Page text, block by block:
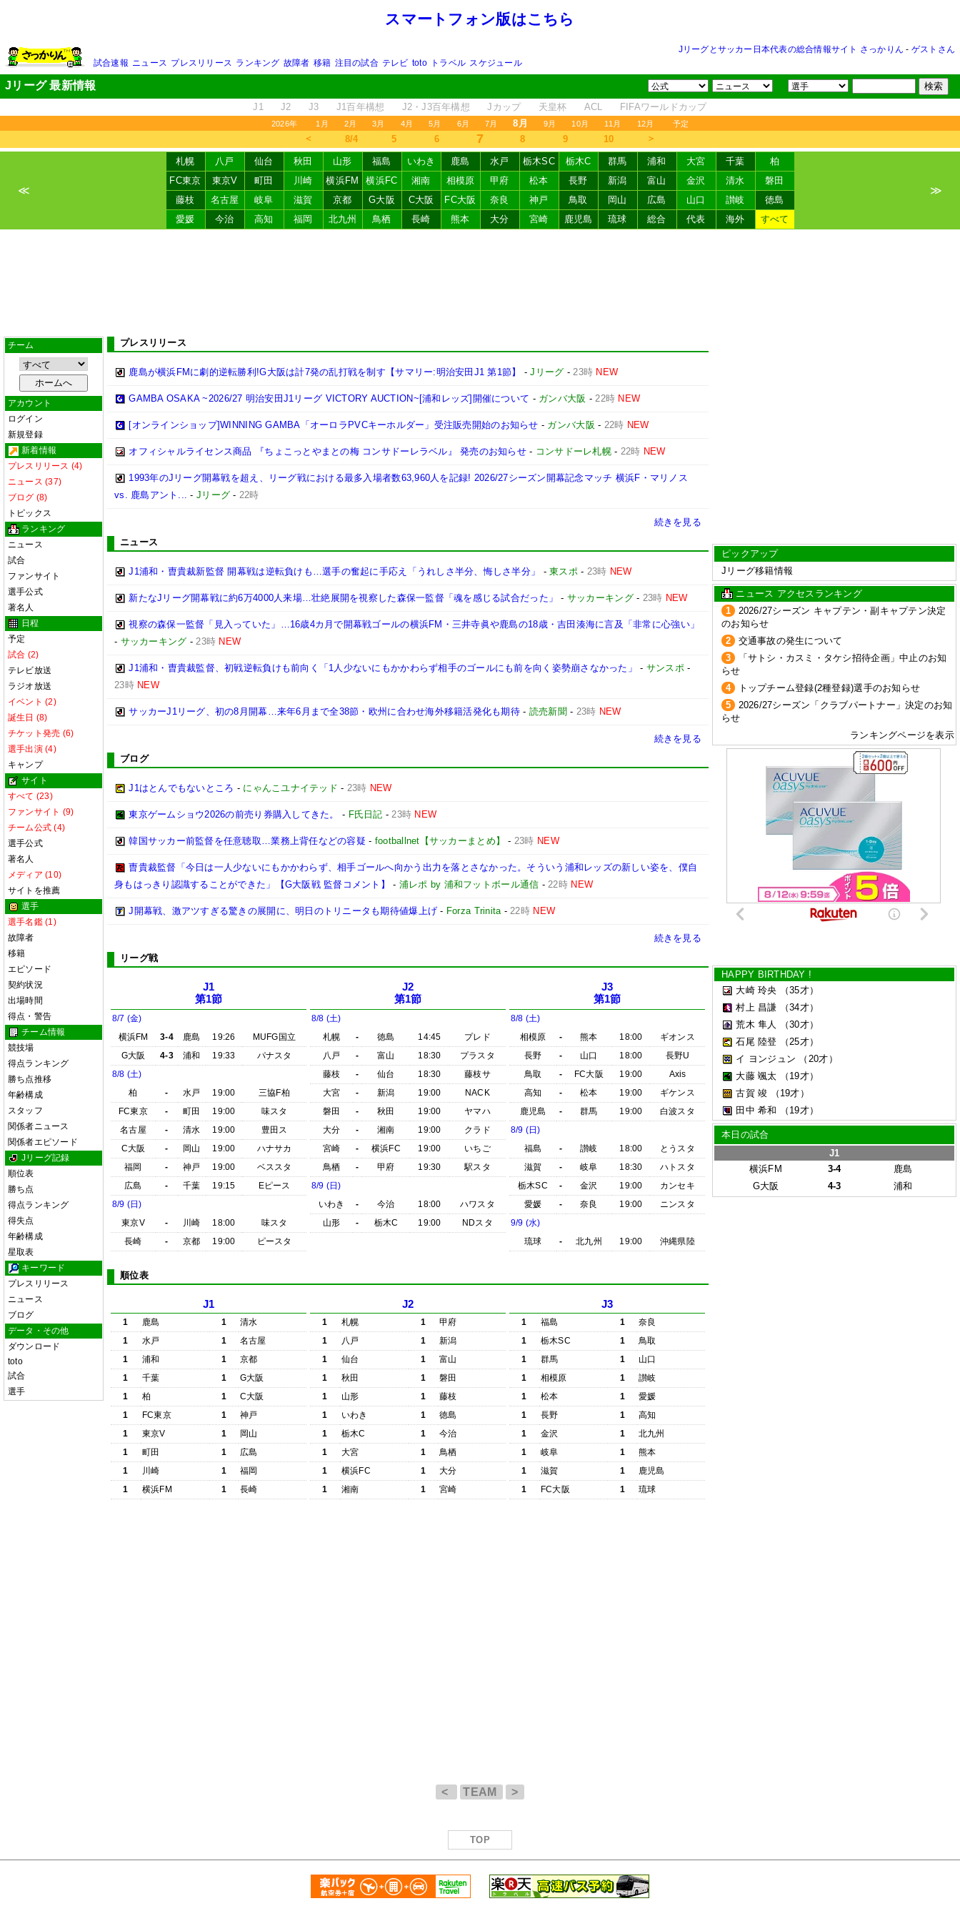
スマートフォン版はこちら
Jリーグとサッカー日本代表の総合情報サイト さっかりん - ゲストさん
試合速報 ニュース プレスリリース ランキング 故障者 移籍 注目の試合 テレビ toto トラベル スケジュール
Jリーグ 最新情報
J1 J2 J3 J1百年構想 J2・J3百年構想 Jカップ 天皇杯 ACL FIFAワールドカップ
2026年 1月 2月 3月 4月 5月 6月 7月 8月 9月 10月 11月 12月 予定
＜ 8/4 5 6 7 8 9 10 ＞
≪
札幌 八戸 仙台 秋田 山形 福島 いわき 鹿島 水戸 栃木SC 栃木C 群馬 浦和 大宮 千葉
柏
FC東京
東京V 町田 川崎 横浜FM 横浜FC 湘南 相模原 甲府 松本 長野 新潟 富山 金沢 清水
磐田
藤枝
名古屋 岐阜 滋賀 京都 G大阪 C大阪 FC大阪 奈良 神戸 鳥取 岡山 広島 山口 讃岐
徳島
愛媛
今治 高知 福岡 北九州 鳥栖 長崎 熊本 大分 宮崎 鹿児島 琉球 総合 代表 海外 すべて
≫
チーム
アカウント
ログイン
新規登録
新着情報
プレスリリース (4)
ニュース (37)
ブログ (8)
トピックス
ランキング
ニュース
試合
ファンサイト
選手公式
著名人
日程
予定
試合 (2)
テレビ放送
ラジオ放送
イベント (2)
誕生日 (8)
チケット発売 (6)
選手出演 (4)
キャンプ
サイト
すべて (23)
ファンサイト (9)
チーム公式 (4)
選手公式
著名人
メディア (10)
サイトを推薦
選手
選手名鑑 (1)
故障者
移籍
エピソード
契約状況
出場時間
得点・警告
チーム情報
競技場
得点ランキング
勝ち点推移
年齢構成
スタッフ
関係者ニュース
関係者エピソード
Jリーグ記録
順位表
勝ち点
得点ランキング
得失点
年齢構成
星取表
キーワード
プレスリリース
ニュース
ブログ
データ・その他
ダウンロード
toto
試合
選手
プレスリリース
鹿島が横浜FMに劇的逆転勝利!G大阪は計7発の乱打戦を制す【サマリー:明治安田J1 第1節】 -Jリーグ -23時 NEW
GAMBA OSAKA ~2026/27 明治安田J1リーグ VICTORY AUCTION~[浦和レッズ]開催について - ガンバ大阪 -22時 NEW
[オンラインショップ]WINNING GAMBA「オーロラPVCキーホルダー」受注販売開始のお知らせ - ガンバ大阪 - 22時 NEW
オフィシャルライセンス商品 『ちょこっとやまとの梅 コンサドーレラベル』 発売のお知らせ - コンサドーレ札幌- 22時 NEW
1993年のJリーグ開幕戦を超え、リーグ戦における最多入場者数63,960人を記録! 2026/27シーズン開幕記念マッチ 横浜F・マリノス
vs. 鹿島アント... -Jリーグ - 22時
続きを見る
ニュース
J1浦和・曺貴裁新監督 開幕戦は逆転負けも…選手の奮起に手応え「うれしさ半分、悔しさ半分」 -東スポ- 23時 NEW
新たなJリーグ開幕戦に約6万4000人来場…壮絶展開を視察した森保一監督「魂を感じる試合だった」 - サッカーキング- 23時 NEW
視察の森保一監督「見入っていた」…16歳4カ月で開幕戦ゴールの横浜FM・三井寺眞や鹿島の18歳・吉田湊海に言及「非常に心強い」
- サッカーキング -23時 NEW
J1浦和・曺貴裁監督、初戦逆転負けも前向く「1人少ないにもかかわらず相手のゴールにも前を向く姿勢崩さなかった」 - サンスポ-
23時 NEW
サッカーJ1リーグ、初の8月開幕…来年6月まで全38節・欧州に合わせ海外移籍活発化も期待 - 読売新聞 - 23時 NEW
続きを見る
ブログ
J1はとんでもないところ - にゃんこユナイテッド - 23時 NEW
東京ゲームショウ2026の前売り券購入してきた。 - F氏日記 -23時 NEW
韓国サッカー前監督を任意聴取…業務上背任などの容疑 - footballnet【サッカーまとめ】 - 23時 NEW
曺貴裁監督「今日は一人少ないにもかかわらず、相手ゴールへ向かう出力を落とさなかった。そういう浦和レッズの新しい姿を、僕自
身もはっきり認識することができた」【G大阪戦 監督コメント】
- 浦レポ by 浦和フットボール通信 -22時 NEW
J開幕戦、激アツすぎる驚きの展開に、明日のトリニータも期待値爆上げ - Forza Trinita-22時 NEW
続きを見る
リーグ戦
J1
第1節
8/7 (金)
横浜FM
3-4 鹿島 19:26
MUFG国立
G大阪
4-3 浦和 19:33
パナスタ
8/8 (土)
柏
- 水戸 19:00
三協F柏
FC東京
- 町田 19:00
味スタ
名古屋
- 清水 19:00
豊田ス
C大阪
- 岡山 19:00
ハナサカ
福岡
- 神戸 19:00
ベススタ
広島
- 千葉 19:15
Eピース
8/9 (日)
東京V
- 川崎 18:00
味スタ
長崎
- 京都 19:00 ピースタ
J2
第1節
8/8 (土)
札幌
- 徳島 14:45
プレド
八戸
- 富山 18:30
プラスタ
藤枝
- 仙台 18:30
藤枝サ
大宮
- 新潟 19:00
NACK
磐田
- 秋田 19:00
ヤマハ
大分
- 湘南 19:00
クラド
宮崎
- 横浜FC 19:00
いちご
鳥栖
- 甲府 19:30
駅スタ
8/9 (日)
いわき
- 今治 18:00
ハワスタ
山形
- 栃木C 19:00 NDスタ
J3
第1節
8/8 (土)
相模原
- 熊本 18:00
ギオンス
長野
- 山口 18:00
長野U
鳥取
- FC大阪 19:00
Axis
高知
- 松本 19:00
ギケンス
鹿児島
- 群馬 19:00
白波スタ
8/9 (日)
福島
- 讃岐 18:00
とうスタ
滋賀
- 岐阜 18:30
ハトスタ
栃木SC
- 金沢 19:00
カンセキ
愛媛
- 奈良 19:00
ニンスタ
9/9 (水)
琉球
- 北九州 19:00 沖縄県陸
順位表
J1
1 鹿島 1
清水
1
水戸 1
名古屋
1
浦和 1
京都
1
千葉 1
G大阪
1
柏 1
C大阪
1
FC東京 1
神戸
1
東京V 1
岡山
1
町田 1
広島
1
川崎 1
福岡
1
横浜FM 1 長崎
J2
1 札幌 1
甲府
1
八戸 1
新潟
1
仙台 1
富山
1
秋田 1
磐田
1
山形 1
藤枝
1
いわき 1
徳島
1
栃木C 1
今治
1
大宮 1
鳥栖
1
横浜FC 1
大分
1
湘南 1 宮崎
J3
1 福島 1
奈良
1
栃木SC 1
鳥取
1
群馬 1
山口
1
相模原 1
讃岐
1
松本 1
愛媛
1
長野 1
高知
1
金沢 1
北九州
1
岐阜 1
熊本
1
滋賀 1
鹿児島
1
FC大阪 1 琉球
ピックアップ
Jリーグ移籍情報
ニュース アクセスランキング
1
2026/27シーズン キャプテン・副キャプテン決定
のお知らせ
2
交通事故の発生について
3
「サトシ・カスミ・タケシ招待企画」中止のお知
らせ
4
トップチーム登録(2種登録)選手のお知らせ
5
2026/27シーズン「クラブパートナー」決定のお知
らせ
ランキングページを表示
HAPPY BIRTHDAY !
大崎 玲央
（35才）
村上 昌謙
（34才）
荒木 隼人
（30才）
石尾 陸登
（25才）
イ ヨンジュン
（20才）
大藤 颯太
（19才）
古賀 竣
（19才）
田中 希和
（19才）
本日の試合
J1
横浜FM
3-4
鹿島
G大阪
4-3 浦和
< TEAM >
TOP